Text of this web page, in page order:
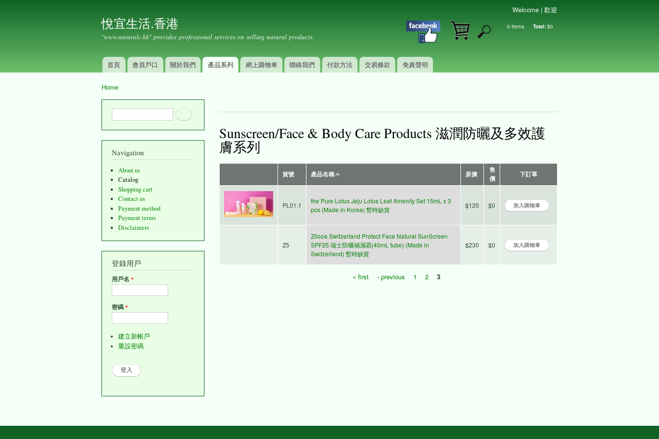
悅宜生活.香港
"www.naturalc.hk" provides professional services on selling natural products. Shopping cart
0 Items Total: $0
Main menu
首頁 會員戶口 關於我們 產品系列 網上購物車 聯絡我們 付款方法 交易條款 免責聲明
Welcome | 歡迎
Home
Search form Search
Navigation
About us
Catalog
Shopping cart
Contact us
Payment method
Payment terms
Disclaimers
登錄用戶
用戶名 *
密碼*
建立新帳戶
重設密碼
Sunscreen/Face & Body Care Products 滋潤防曬及多效護
膚系列
貨號 產品名稱 原價
售
價
下訂單
PL01.1
the Pure Lotus Jeju Lotus Leaf Amenity Set 15mL x 3
pcs (Made in Korea) 暫時缺貨
$120 $0
Z5
Zilooa Switzerland Protect Face Natural SunScreen
SPF25 瑞士防曬補濕霜(40mL tube) (Made in
Switzerland) 暫時缺貨
$230 $0
« first ‹ previous 1 2 3